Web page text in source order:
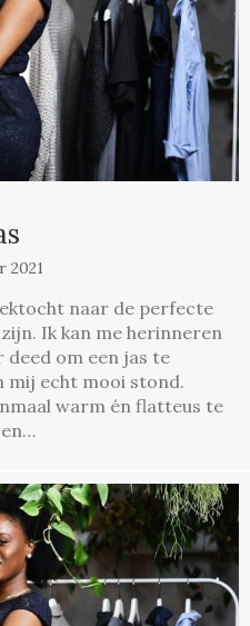
2021
naar de perfecte
Ik kan me herinneren
om een jas te
mij echt mooi stond.
warm én flatteus te